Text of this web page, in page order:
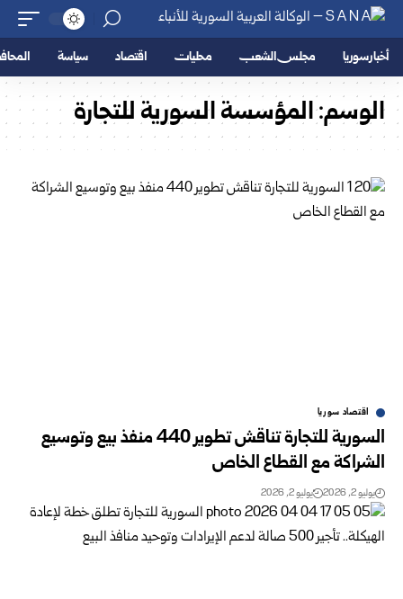
أخبار سوريا مجلس الشعب محليات اقتصاد سياسة
الوسم:المؤسسة السورية للتجارة
اقتصاد سوريا
السورية للتجارة تناقش تطوير 440 منفذ بيع وتوسيع
الشراكة مع القطاع الخاص
يوليو 2, 2026 يوليو 2, 2026